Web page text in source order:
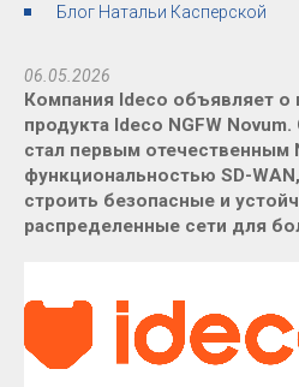
Блог Натальи Касперской
06.05.2026
Компания Ideco объявляет о
продукта Ideco NGFW
стал первым отечественным
функциональностью SD-
строить безопасные и
распределенные сети для